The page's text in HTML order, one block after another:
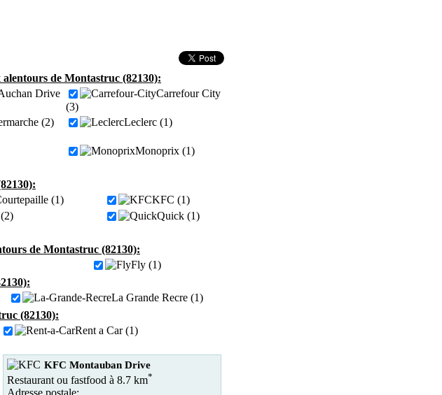
de Montastruc (82130):
Drive
Carrefour City
(3)
(2) Leclerc (1)
Monoprix (1)
(1)
KFC (1)
Quick (1)
de Montastruc (82130):
Fly (1)
La Grande Recre (1)
(82130):
Rent a Car (1)
KFC Montauban Drive
Restaurant ou fastfood à 8.7 km*